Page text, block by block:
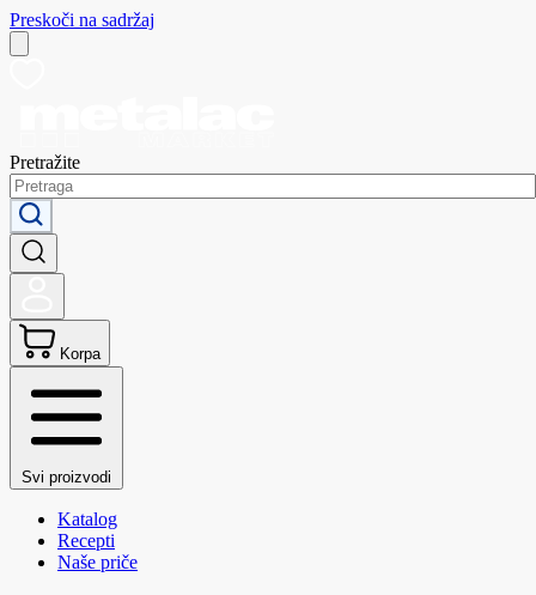
Preskoči na sadržaj
Pretražite
Korpa
Svi proizvodi
Katalog
Recepti
Naše priče